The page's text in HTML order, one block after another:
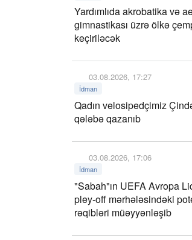
Yardımlıda akrobatika və
gimnastikası üzrə ölkə
keçiriləcək
03.08.2026, 17:27
İdman
Qadın velosipedçimiz
qələbə qazanıb
03.08.2026, 17:06
İdman
"Sabah"ın UEFA Avropa
pley-off mərhələsindəki
rəqibləri müəyyənləşib